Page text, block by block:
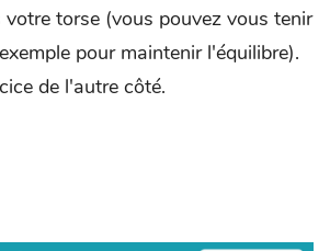
torse (vous pouvez vous tenir
pour maintenir l'équilibre).
de l'autre côté.